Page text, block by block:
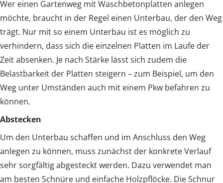
Wer einen Gartenweg mit Waschbetonplatten anlegen
möchte, braucht in der Regel einen Unterbau, der den Weg
trägt. Nur mit so einem Unterbau ist es möglich zu
verhindern, dass sich die einzelnen Platten im Laufe der
Zeit absenken. Je nach Stärke lässt sich zudem die
Belastbarkeit der Platten steigern – zum Beispiel, um den
Weg unter Umständen auch mit einem Pkw befahren zu
können.
Abstecken
Um den Unterbau schaffen und im Anschluss den Weg
anlegen zu können, muss zunächst der konkrete Verlauf
sehr sorgfältig abgesteckt werden. Dazu verwendet man
am besten Schnüre und einfache Holzpflöcke. Die Schnur